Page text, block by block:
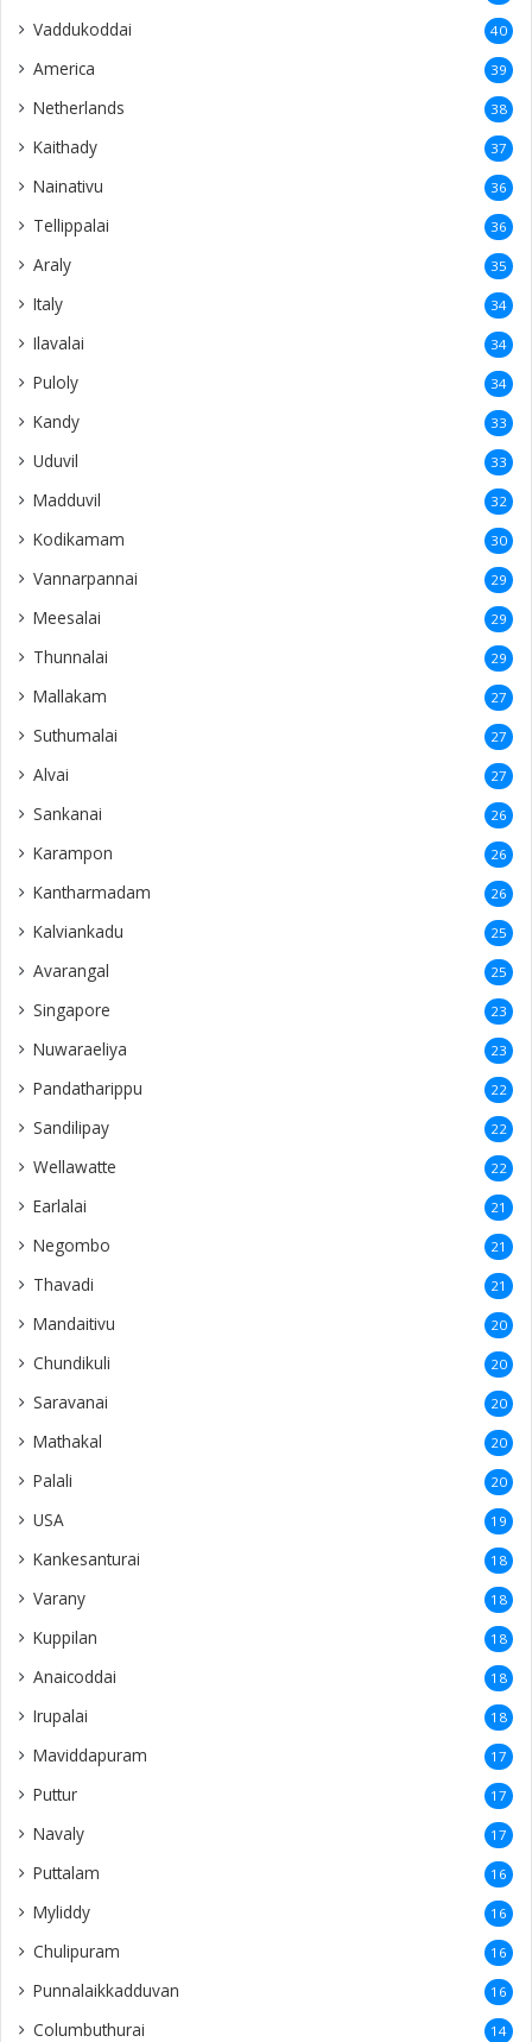
Vaddukoddai
40
America 39
Netherlands 38
Kaithady 37
Nainativu 36
Tellippalai 36
Araly 35
Italy 34
Ilavalai 34
Puloly 34
Kandy 33
Uduvil 33
Madduvil 32
Kodikamam 30
Vannarpannai 29
Meesalai 29
Thunnalai 29
Mallakam 27
Suthumalai 27
Alvai 27
Sankanai 26
Karampon 26
Kantharmadam 26
Kalviankadu 25
Avarangal 25
Singapore 23
Nuwaraeliya 23
Pandatharippu 22
Sandilipay 22
Wellawatte 22
Earlalai 21
Negombo 21
Thavadi 21
Mandaitivu 20
Chundikuli 20
Saravanai 20
Mathakal 20
Palali 20
USA 19
Kankesanturai 18
Varany 18
Kuppilan 18
Anaicoddai 18
Irupalai 18
Maviddapuram 17
Puttur 17
Navaly 17
Puttalam 16
Myliddy 16
Chulipuram 16
Punnalaikkadduvan 16
Columbuthurai 14